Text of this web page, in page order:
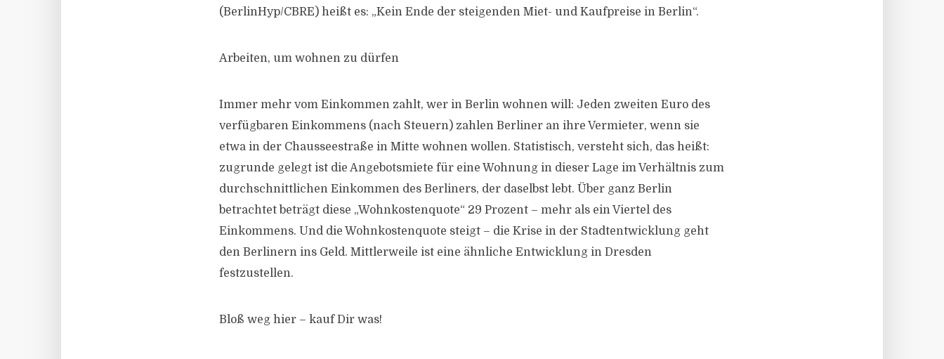
(BerlinHyp/CBRE) heißt es: „Kein Ende der steigenden Miet- und Kaufpreise in Berlin“.
Arbeiten, um wohnen zu dürfen
Immer mehr vom Einkommen zahlt, wer in Berlin wohnen will: Jeden zweiten Euro des
verfügbaren Einkommens (nach Steuern) zahlen Berliner an ihre Vermieter, wenn sie
etwa in der Chausseestraße in Mitte wohnen wollen. Statistisch, versteht sich, das heißt:
zugrunde gelegt ist die Angebotsmiete für eine Wohnung in dieser Lage im Verhältnis zum
durchschnittlichen Einkommen des Berliners, der daselbst lebt. Über ganz Berlin
betrachtet beträgt diese „Wohnkostenquote“ 29 Prozent – mehr als ein Viertel des
Einkommens. Und die Wohnkostenquote steigt – die Krise in der Stadtentwicklung geht
den Berlinern ins Geld. Mittlerweile ist eine ähnliche Entwicklung in Dresden
festzustellen.
Bloß weg hier – kauf Dir was!